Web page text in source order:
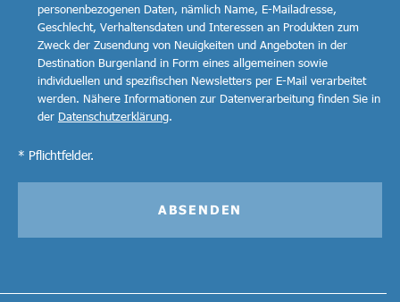
personenbezogenen Daten, nämlich Name, E-Mailadresse,
Geschlecht, Verhaltensdaten und Interessen an Produkten zum
Zweck der Zusendung von Neuigkeiten und Angeboten in der
Destination Burgenland in Form eines allgemeinen sowie
individuellen und spezifischen Newsletters per E-Mail verarbeitet
werden. Nähere Informationen zur Datenverarbeitung finden Sie in
der Datenschutzerklärung.
* Pflichtfelder.
ABSENDEN